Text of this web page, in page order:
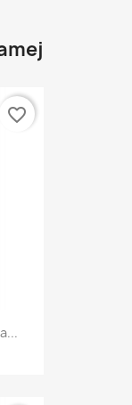
favorite_border